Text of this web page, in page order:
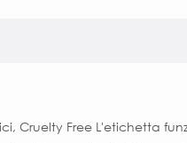
Cruelty Free L'etichetta